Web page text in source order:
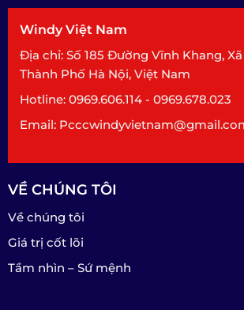
Windy Việt Nam
Địa chỉ: Số 185 Đường Vĩnh Khang,
Thành Phố Hà Nội, Việt Nam
Hotline: 0969.606.114 - 0969.678.023
Email:
VỀ CHÚNG TÔI
Về chúng tôi
Giá trị cốt lõi
Tầm nhìn – Sứ mệnh